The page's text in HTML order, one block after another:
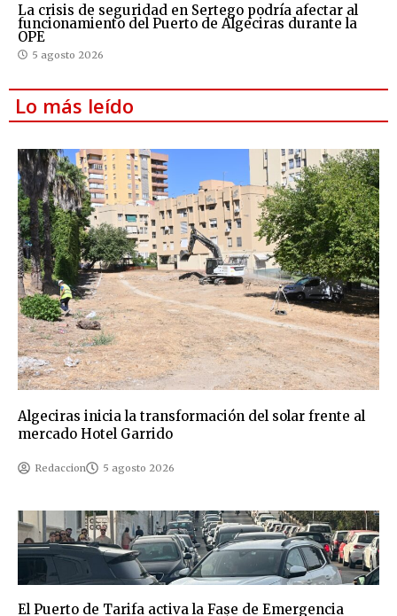
La crisis de seguridad en Sertego podría afectar al
funcionamiento del Puerto de Algeciras durante la
OPE
5 agosto 2026
Lo más leído
Algeciras inicia la transformación del solar frente al
mercado Hotel Garrido
Redaccion 5 agosto 2026
El Puerto de Tarifa activa la Fase de Emergencia